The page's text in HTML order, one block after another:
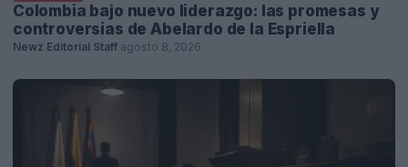
Colombia bajo nuevo liderazgo: las promesas y
controversias de Abelardo de la Espriella
Newz Editorial Staff agosto 8, 2026